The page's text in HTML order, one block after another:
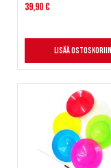
39,90 €
Lisää ostoskoriin